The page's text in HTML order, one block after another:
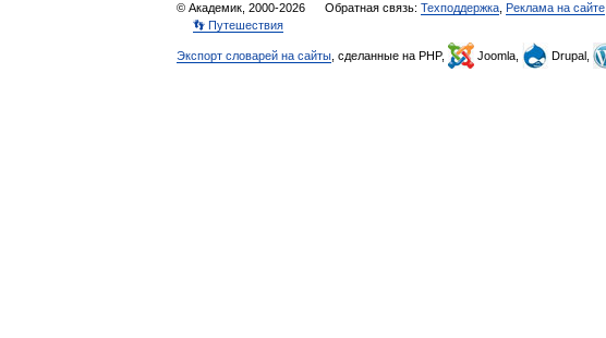
© Академик, 2000-2026 Обратная связь: Техподдержка Реклама на сайте
👣 Путешествия
Экспорт словарей на сайты , сделанные на PHP, Joomla, Drupal,